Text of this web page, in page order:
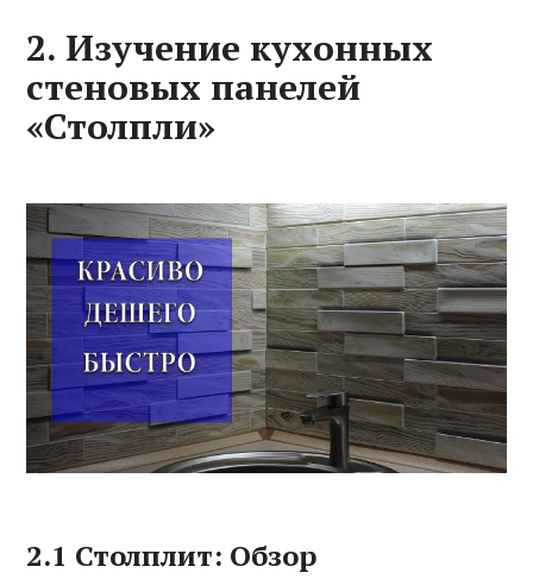
2. Изучение кухонных
стеновых панелей
«Столпли»
2.1 Столплит: Обзор